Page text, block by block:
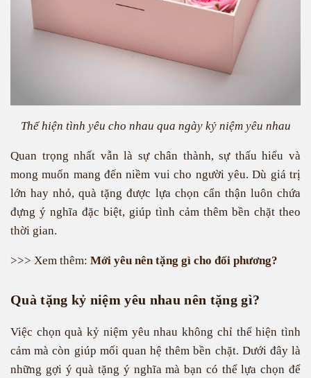
Thể hiện tình yêu cho nhau qua ngày kỷ niệm yêu nhau
Quan trọng nhất vẫn là sự chân thành, sự thấu hiểu và
mong muốn mang đến niềm vui cho người yêu. Dù giá trị
lớn hay nhỏ, quà tặng được lựa chọn cẩn thận luôn chứa
đựng ý nghĩa đặc biệt, giúp tình cảm thêm bền chặt theo
thời gian.
>>> Xem thêm: Mới yêu nên tặng gì cho đối phương?
Quà tặng kỷ niệm yêu nhau nên tặng gì?
Việc chọn quà kỷ niệm yêu nhau không chỉ thể hiện tình
cảm mà còn giúp mối quan hệ thêm bền chặt. Dưới đây là
những gợi ý quà tặng ý nghĩa mà bạn có thể lựa chọn để